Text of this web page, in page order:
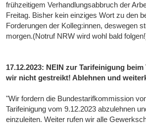
frühzeitigem Verhandlungsabbruch der
Freitag. Bisher kein einziges Wort zu den
Forderungen der Kolleg:innen, deswegen
morgen.(Notruf NRW wird wohl bald
17.12.2023: NEIN zur Tarifeinigung
wir nicht gestreikt! Ablehnen und
"Wir fordern die Bundestarifkommission
Tarifeinigung vom 9.12.2023 abzulehnen
einzuleiten. Weiter rufen wir alle